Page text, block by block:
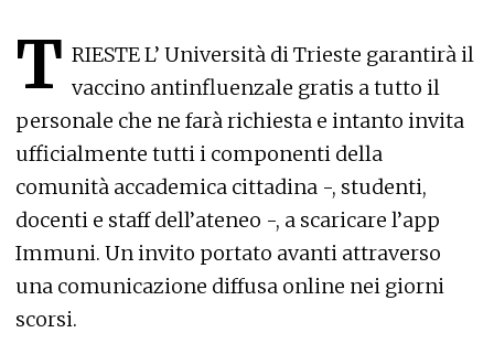
T RIESTE L’ Università di Trieste garantirà il
vaccino antinfluenzale gratis a tutto il
personale che ne farà richiesta e intanto invita
ufficialmente tutti i componenti della
comunità accademica cittadina -, studenti,
docenti e staff dell’ateneo -, a scaricare l’app
Immuni. Un invito portato avanti attraverso
una comunicazione diffusa online nei giorni
scorsi.